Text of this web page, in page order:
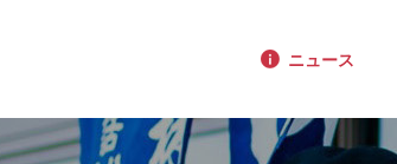
ニュース